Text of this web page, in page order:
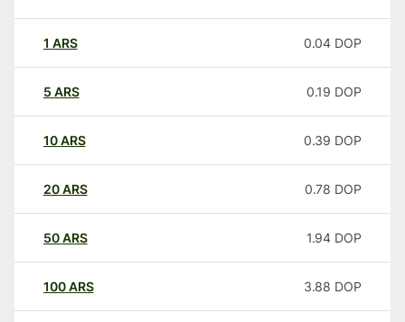
1 ARS 0.04 DOP
5 ARS 0.19 DOP
10ARS 0.39 DOP
20ARS 0.78 DOP
50ARS 1.94 DOP
100ARS 3.88 DOP